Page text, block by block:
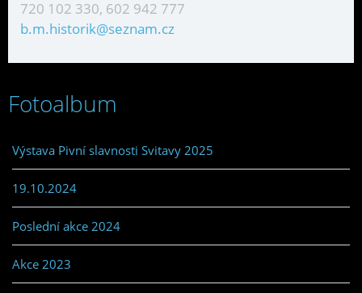
720 102 330, 602 942 777
b.m.historik@seznam.cz
Fotoalbum
Výstava Pivní slavnosti Svitavy 2025
19.10.2024
Poslední akce 2024
Akce 2023